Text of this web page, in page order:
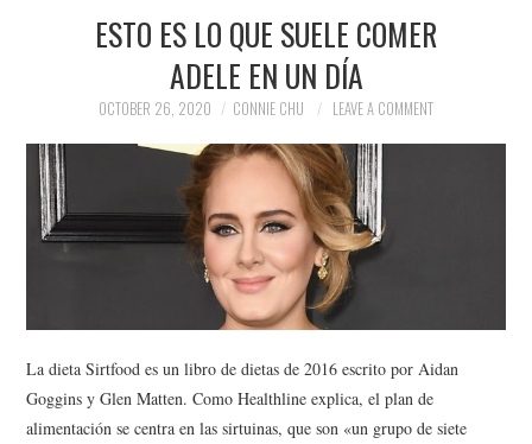
NEWS
SOCIETY
SPORTS
ESTO ES LO QUE SUELE COMER
ADELE EN UN DÍA
OCTOBER 26, 2020 CONNIE CHU LEAVE A COMMENT
La dieta Sirtfood es un libro de dietas de 2016 escrito por Aidan
Goggins y Glen Matten. Como Healthline explica, el plan de
alimentación se centra en las sirtuinas, que son «un grupo de siete